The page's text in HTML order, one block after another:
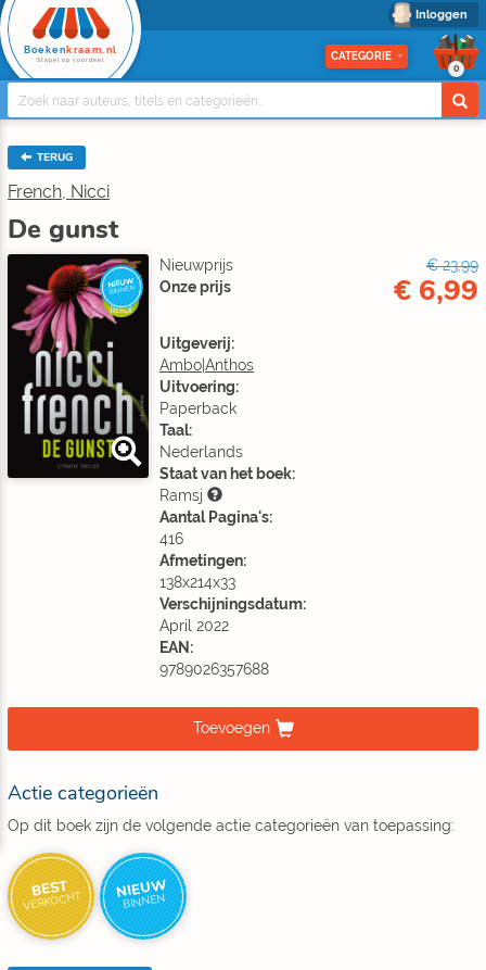
Inloggen
Boeken kraam.nl
Stapel op voordeel CATEGORIE
0
TERUG
French, Nicci
De gunst
NIEUW
BINNEN
Nieuwprijs
€ 23,99
Onze prijs
€ 6,99
Uitgeverij:
Ambo|Anthos
Uitvoering:
Paperback
Taal:
Nederlands
Staat van het boek:
Ramsj
Aantal Pagina's:
416
Afmetingen:
138x214x33
Verschijningsdatum:
April 2022
EAN:
9789026357688
Toevoegen
Actie categorieën
Op dit boek zijn de volgende actie categorieën van toepassing:
BEST
VERKOCHT NIEUW
BINNEN